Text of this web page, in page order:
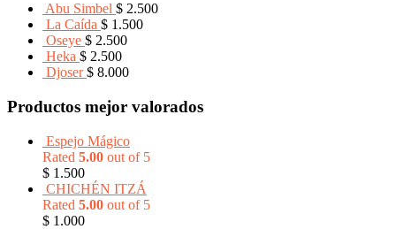
Abu Simbel $ 2.500
La Caída $ 1.500
Oseye $ 2.500
Heka $ 2.500
Djoser $ 8.000
Productos mejor valorados
Espejo Mágico
Rated 5.00 out of 5
$ 1.500
CHICHÉN ITZÁ
Rated 5.00 out of 5
$ 1.000